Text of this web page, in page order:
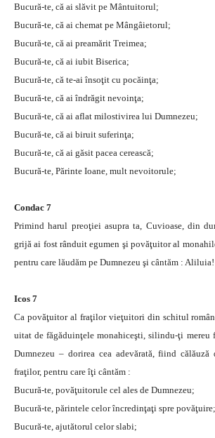
Bucură-te, că ai slăvit pe Mântuitorul;
Bucură-te, că ai chemat pe Mângâietorul;
Bucură-te, că ai preamărit Treimea;
Bucură-te, că ai iubit Biserica;
Bucură-te, că te-ai însoţit cu pocăinţa;
Bucură-te, că ai îndrăgit nevoinţa;
Bucură-te, că ai aflat milostivirea lui Dumnezeu;
Bucură-te, că ai biruit suferinţa;
Bucură-te, că ai găsit pacea cerească;
Bucură-te, Părinte Ioane, mult nevoitorule;
Condac 7
Primind harul preoţiei asupra ta, Cuvioase, din
grijă ai fost rânduit egumen şi povăţuitor al
pentru care lăudăm pe Dumnezeu şi cântăm : Aliluia!
Icos 7
Ca povăţuitor al fraţilor vieţuitori din schitul
uitat de făgăduinţele monahiceşti, silindu-ţi mereu
Dumnezeu – dorirea cea adevărată, fiind călăuză
fraţilor, pentru care îţi cântăm :
Bucură-te, povăţuitorule cel ales de Dumnezeu;
Bucură-te, părintele celor încredinţaţi spre povăţuire;
Bucură-te, ajutătorul celor slabi;